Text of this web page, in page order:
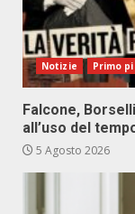
Notizie Primo
Falcone,
all’uso del
5 Agosto 2026